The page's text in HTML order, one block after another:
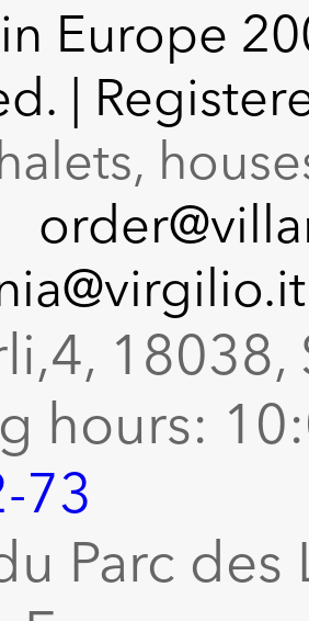
Europe
|
18038,
hours:
73
Parc